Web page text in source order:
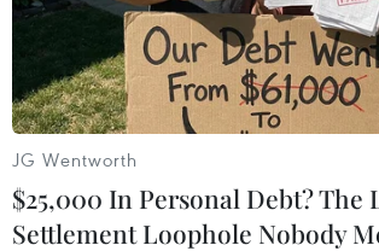
JG Wentworth
$25,000 In Personal Debt? The
Settlement Loophole Nobody